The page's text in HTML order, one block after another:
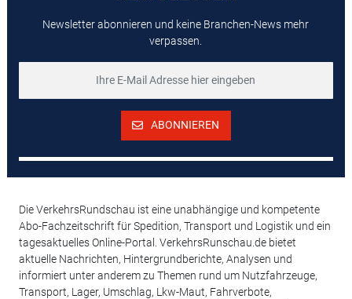
Newsletter abonnieren und keine Branchen-News mehr
verpassen.
ABONNIEREN
Die VerkehrsRundschau ist eine unabhängige und kompetente
Abo-Fachzeitschrift für Spedition, Transport und Logistik und ein
tagesaktuelles Online-Portal. VerkehrsRunschau.de bietet
aktuelle Nachrichten, Hintergrundberichte, Analysen und
informiert unter anderem zu Themen rund um Nutzfahrzeuge,
Transport, Lager, Umschlag, Lkw-Maut, Fahrverbote,